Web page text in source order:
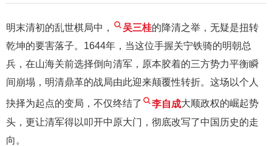
明末清初的乱世棋局中， 吴三桂的降清之举，无疑是扭转
乾坤的要害落子。1644年，当这位手握关宁铁骑的明朝总
兵，在山海关前选择倒向清军，原本胶着的三方势力平衡瞬
间崩塌，明清鼎革的战局由此迎来颠覆性转折。这场以个人
抉择为起点的变局，不仅终结了 李自成大顺政权的崛起势
头，更让清军得以叩开中原大门，彻底改写了中国历史的走
向。